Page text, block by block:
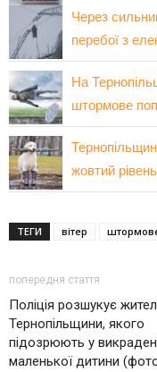
Через
перебої з
На
штормове
жовтий
ТЕГИ вітер
попередня стаття
Поліція розшукує
Тернопільщини, якого
підозрюють у
маленької дитини